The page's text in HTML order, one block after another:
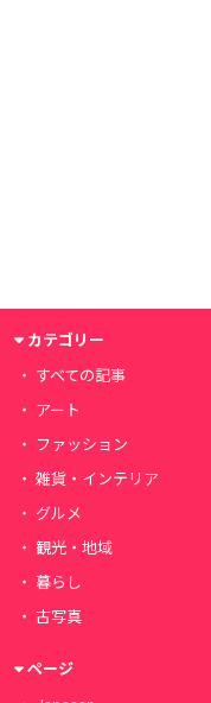
カテゴリー
すべての記事
アート
ファッション
雑貨・インテリア
グルメ
観光・地域
暮らし
古写真
ページ